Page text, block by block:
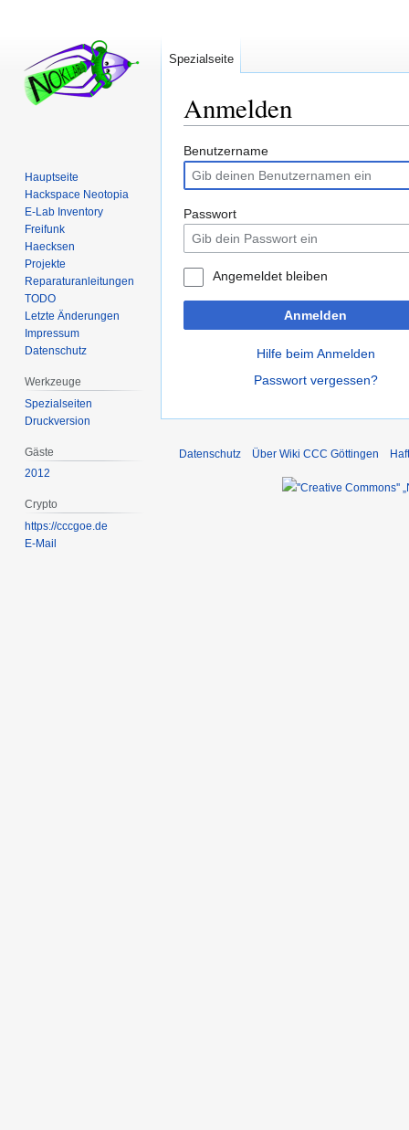
Anmelden
Zur
Navigation
springen
Zur
Suche
springen
Benutzername
Passwort
Angemeldet bleiben
Anmelden
Hilfe beim Anmelden
Passwort vergessen?
Spezialseite
Hauptseite
Hackspace Neotopia
E-Lab Inventory
Freifunk
Haecksen
Projekte
Reparaturanleitungen
TODO
Letzte Änderungen
Impressum
Datenschutz
Werkzeuge
Spezialseiten
Druckversion
Gäste
2012
Crypto
https://cccgoe.de
E-Mail
Datenschutz Über Wiki CCC Göttingen